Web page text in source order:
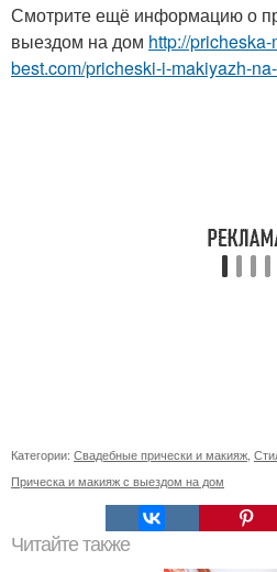
Смотрите ещё информацию о
выездом на дом http://
best.com/pricheski-i-makiyazh-
Категории: Свадебные прически и макияж
Прическа и макияж с выездом на дом
Читайте также